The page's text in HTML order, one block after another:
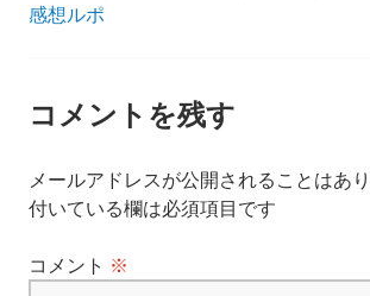
稿
ビ
ゲ
ー
感想ルポ
コメントを残す
メールアドレスが公開されることはあり
付いている欄は必須項目です
コメント ※